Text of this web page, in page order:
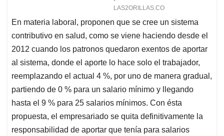
En materia laboral, proponen que se cree un sistema
contributivo en salud, como se viene haciendo desde el
2012 cuando los patronos quedaron exentos de aportar
al sistema, donde el aporte lo hace solo el trabajador,
reemplazando el actual 4 %, por uno de manera gradual,
partiendo de 0 % para un salario mínimo y llegando
hasta el 9 % para 25 salarios mínimos. Con ésta
propuesta, el empresariado se quita definitivamente la
responsabilidad de aportar que tenía para salarios